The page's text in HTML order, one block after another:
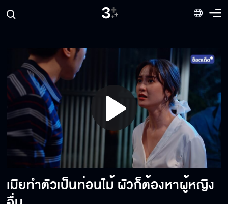
Play
Video
เมียทำตัวเป็นท่อนไม้ ผัวก็ต้องหาผู้หญิง
ฉันเองที่เป็นคนฆ่ารัตนา
วันนี้อั๊วะจะส่งลื้อไปลงนรก
ลื้อนั่นแหลที่เป็นไอ้กระจอก
พี่ยังจะเข้าข้างผัวเลว ๆ ของพี่อีกมั้ย